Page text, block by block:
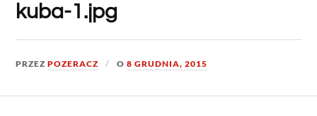
kuba-1.jpg
PRZEZPOZERACZ O8 GRUDNIA, 2015